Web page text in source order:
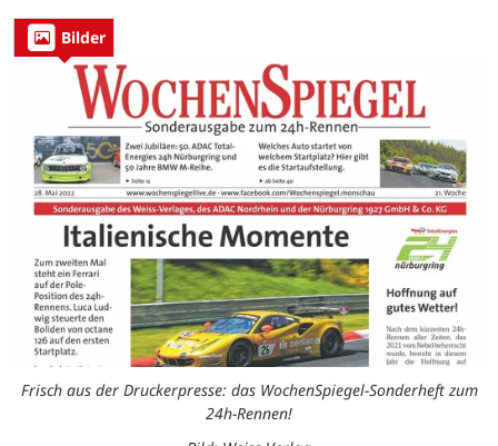
Bilder
Frisch aus der Druckerpresse: das WochenSpiegel-Sonderheft zum
24h-Rennen!